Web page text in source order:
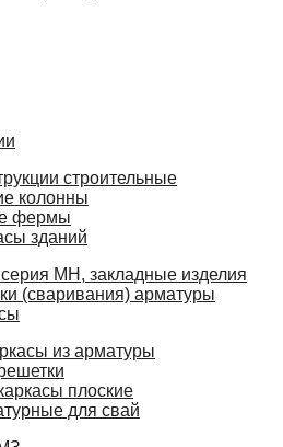
строительные
колонны
фермы
зданий
МН, закладные изделия
(сваривания) арматуры
из арматуры
плоские
для свай